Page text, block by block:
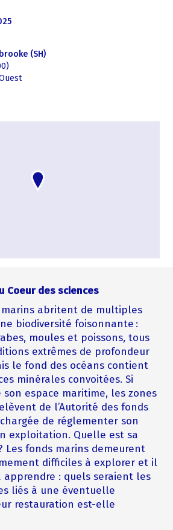
(SH)
Coeur des sciences
marins abritent de multiples
biodiversité foisonnante :
moules et poissons, tous
extrêmes de profondeur
le fond des océans contient
minérales convoitées. Si
son espace maritime, les zones
de l’Autorité des fonds
chargée de réglementer son
exploitation. Quelle est sa
Les fonds marins demeurent
difficiles à explorer et il
apprendre : quels seraient les
liés à une éventuelle
restauration est-elle